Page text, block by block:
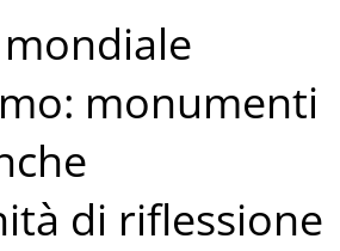
monumenti
di riflessione